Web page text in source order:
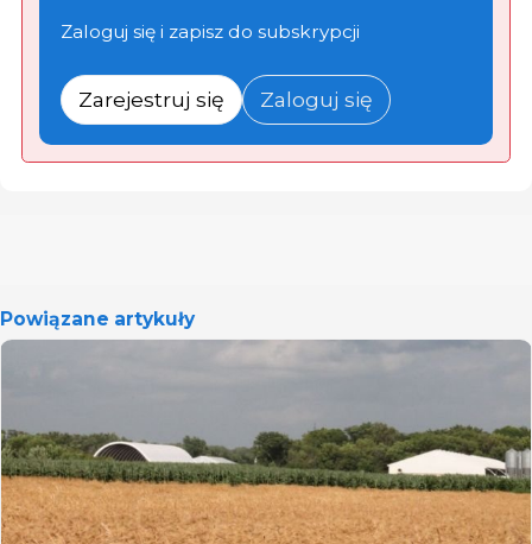
Zaloguj się i zapisz do subskrypcji
Zarejestruj się Zaloguj się
Powiązane artykuły